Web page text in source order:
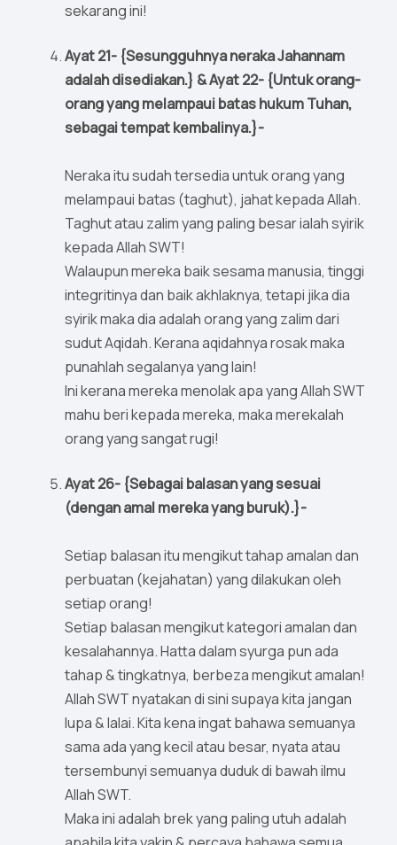
sekarang ini!
Ayat 21- {Sesungguhnya neraka Jahannam
adalah disediakan.} & Ayat 22- {Untuk orang-
orang yang melampaui batas hukum Tuhan,
sebagai tempat kembalinya.}-
Neraka itu sudah tersedia untuk orang yang
melampaui batas (taghut), jahat kepada Allah.
Taghut atau zalim yang paling besar ialah syirik
kepada Allah SWT!
Walaupun mereka baik sesama manusia, tinggi
integritinya dan baik akhlaknya, tetapi jika dia
syirik maka dia adalah orang yang zalim dari
sudut Aqidah. Kerana aqidahnya rosak maka
punahlah segalanya yang lain!
Ini kerana mereka menolak apa yang Allah SWT
mahu beri kepada mereka, maka merekalah
orang yang sangat rugi!
Ayat 26- {Sebagai balasan yang sesuai
(dengan amal mereka yang buruk).}-
Setiap balasan itu mengikut tahap amalan dan
perbuatan (kejahatan) yang dilakukan oleh
setiap orang!
Setiap balasan mengikut kategori amalan dan
kesalahannya. Hatta dalam syurga pun ada
tahap & tingkatnya, berbeza mengikut amalan!
Allah SWT nyatakan di sini supaya kita jangan
lupa & lalai. Kita kena ingat bahawa semuanya
sama ada yang kecil atau besar, nyata atau
tersembunyi semuanya duduk di bawah ilmu
Allah SWT.
Maka ini adalah brek yang paling utuh adalah